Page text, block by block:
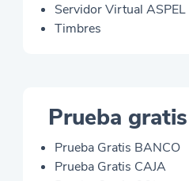
Servidor Virtual ASPEL
Timbres
Prueba
Prueba Gratis BANCO
Prueba Gratis CAJA